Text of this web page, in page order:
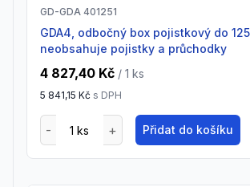
GD-GDA 401251
GDA4, odbočný box pojistkový do 125A, box
neobsahuje pojistky a průchodky
4 827,40 Kč / 1 ks
5 841,15 Kč s DPH
Přidat do košíku